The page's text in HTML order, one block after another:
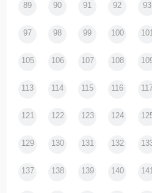
89 90 91 92 93
97 98 99 100
105 106 107 108
113 114 115 116
121 122 123 124
129 130 131 132
137 138 139 140